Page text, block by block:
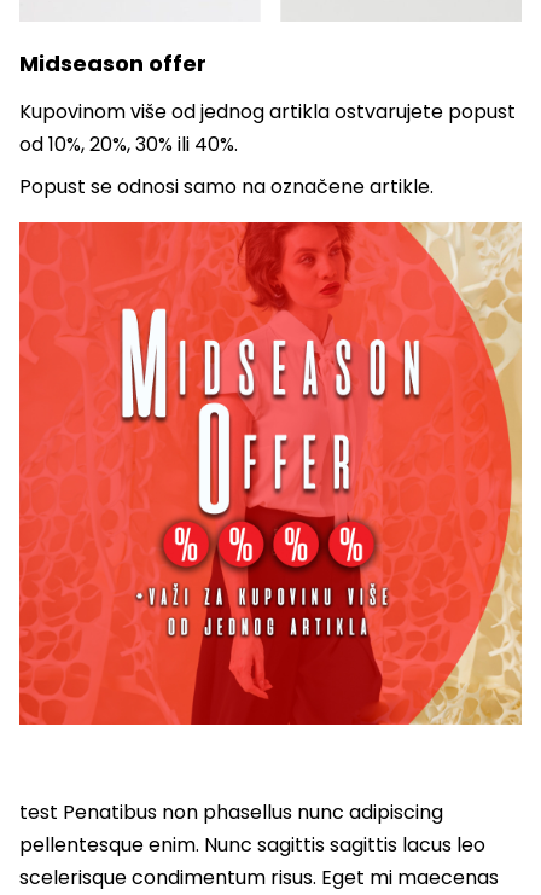
Midseason offer
Kupovinom više od jednog artikla ostvarujete popust
od 10%, 20%, 30% ili 40%.
Popust se odnosi samo na označene artikle.
test Penatibus non phasellus nunc adipiscing
pellentesque enim. Nunc sagittis sagittis lacus leo
scelerisque condimentum risus. Eget mi maecenas